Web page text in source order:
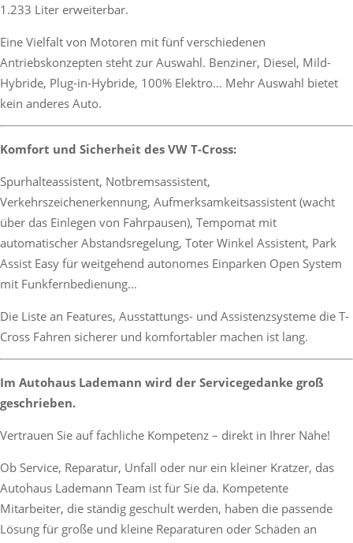
1.233 Liter erweiterbar.
Eine Vielfalt von Motoren mit fünf verschiedenen
Antriebskonzepten steht zur Auswahl. Benziner, Diesel, Mild-
Hybride, Plug-in-Hybride, 100% Elektro… Mehr Auswahl bietet
kein anderes Auto.
Komfort und Sicherheit des VW T-Cross:
Spurhalteassistent, Notbremsassistent,
Verkehrszeichenerkennung, Aufmerksamkeitsassistent (wacht
über das Einlegen von Fahrpausen), Tempomat mit
automatischer Abstandsregelung, Toter Winkel Assistent, Park
Assist Easy für weitgehend autonomes Einparken Open System
mit Funkfernbedienung…
Die Liste an Features, Ausstattungs- und Assistenzsysteme die T-
Cross Fahren sicherer und komfortabler machen ist lang.
Im Autohaus Lademann wird der Servicegedanke groß
geschrieben.
Vertrauen Sie auf fachliche Kompetenz – direkt in Ihrer Nähe!
Ob Service, Reparatur, Unfall oder nur ein kleiner Kratzer, das
Autohaus Lademann Team ist für Sie da. Kompetente
Mitarbeiter, die ständig geschult werden, haben die passende
Lösung für große und kleine Reparaturen oder Schäden an